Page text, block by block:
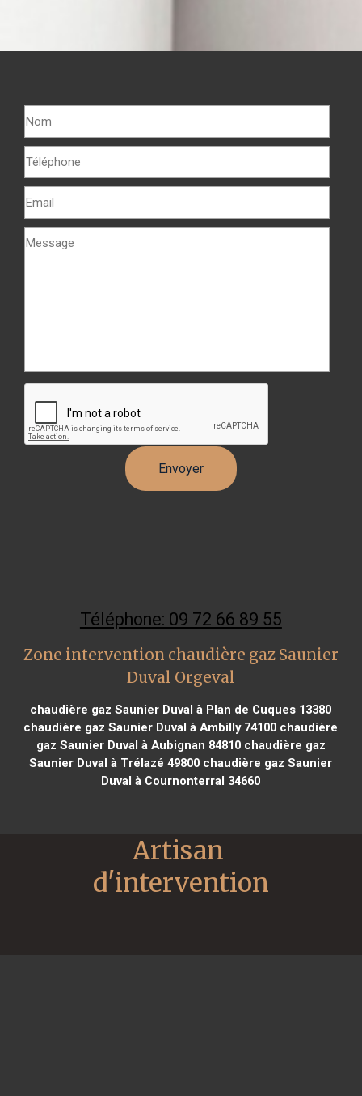
Téléphone: 09 72 66 89 55
Zone intervention chaudière gaz Saunier
Duval Orgeval
chaudière gaz Saunier Duval à Plan de Cuques 13380
chaudière gaz Saunier Duval à Ambilly 74100 chaudière
gaz Saunier Duval à Aubignan 84810chaudière gaz
Saunier Duval à Trélazé 49800 chaudière gaz Saunier
Duval à Cournonterral 34660
Artisan
d'intervention